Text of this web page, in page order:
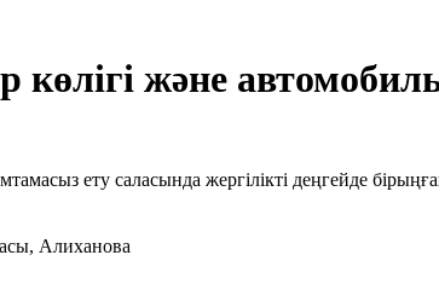
және
ету саласында жергілікті деңгейде
Алиханова